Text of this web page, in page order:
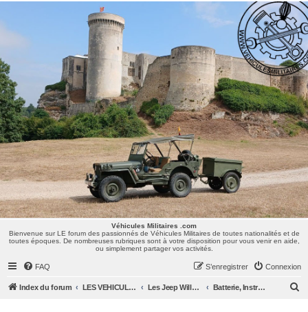
Véhicules Militaires .com
Bienvenue sur LE forum des passionnés de Véhicules Militaires de toutes nationalités et de
toutes époques. De nombreuses rubriques sont à votre disposition pour vous venir en aide,
ou simplement partager vos activités.
Véhicules Militaires .com
Bienvenue sur LE forum des passionnés de Véhicules Militaires de toutes nationalités et de
toutes époques. De nombreuses rubriques sont à votre disposition pour vous venir en aide,
ou simplement partager vos activités.
FAQ Connexion
S’enregistrer
Index du forum LES VEHICULES MILITAIRES Les Jeep Willys MB, Ford GPW, Hotchkiss M201, CJ/M38/MUTT, ... Batterie, Instruments, Eclairage